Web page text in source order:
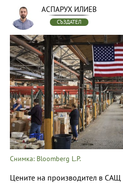
АСПАРУХ ИЛИЕВ
СЪЗДАТЕЛ
Снимка: Bloomberg L.P.
Цените на производител в САЩ